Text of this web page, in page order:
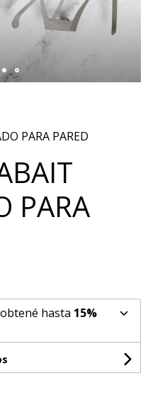
PARA PARED
PARA
hasta 15%